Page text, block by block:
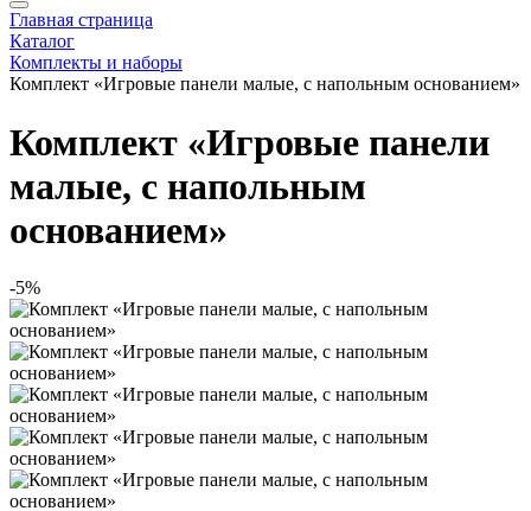
Главная страница
Каталог
Комплекты и наборы
Комплект «Игровые панели малые, с напольным основанием»
Комплект «Игровые панели
малые, с напольным
основанием»
-5%